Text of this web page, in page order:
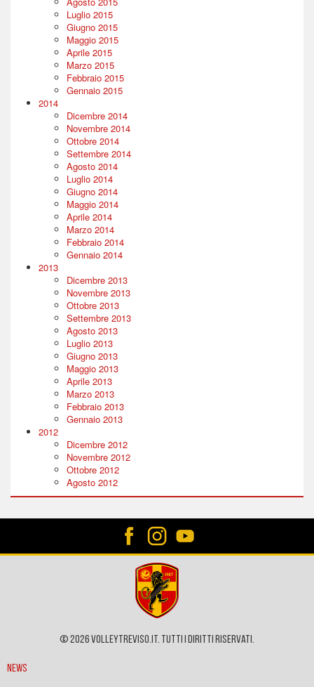
Luglio 2015
Giugno 2015
Maggio 2015
Aprile 2015
Marzo 2015
Febbraio 2015
Gennaio 2015
2014
Dicembre 2014
Novembre 2014
Ottobre 2014
Settembre 2014
Agosto 2014
Luglio 2014
Giugno 2014
Maggio 2014
Aprile 2014
Marzo 2014
Febbraio 2014
Gennaio 2014
2013
Dicembre 2013
Novembre 2013
Ottobre 2013
Settembre 2013
Agosto 2013
Luglio 2013
Giugno 2013
Maggio 2013
Aprile 2013
Marzo 2013
Febbraio 2013
Gennaio 2013
2012
Dicembre 2012
Novembre 2012
Ottobre 2012
Agosto 2012
© 2026 VOLLEYTREVISO.IT. Tutti i diritti riservati.
News